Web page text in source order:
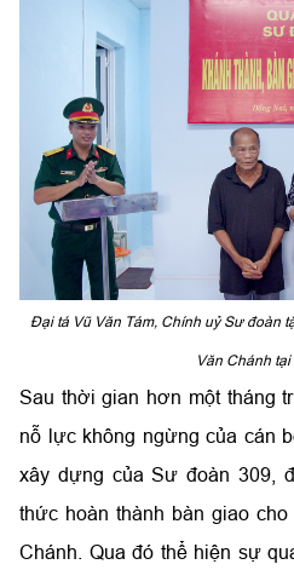
Đại tá Vũ Văn Tám, Chính uỷ Sư đoàn
Văn Chánh
Sau thời gian hơn một tháng
nỗ lực không ngừng của cán
xây dựng của Sư đoàn 309,
thức hoàn thành bàn giao
Chánh. Qua đó thể hiện sự